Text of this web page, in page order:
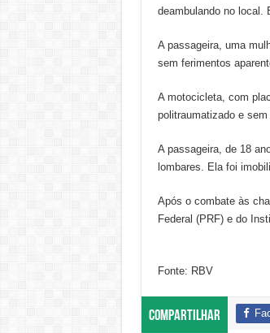
deambulando no local.
A passageira, uma
sem ferimentos
A motocicleta, com
politraumatizado e
A passageira, de 18
lombares. Ela foi
Após o combate às
Federal (PRF) e do
Fonte: RBV
Compartilhar